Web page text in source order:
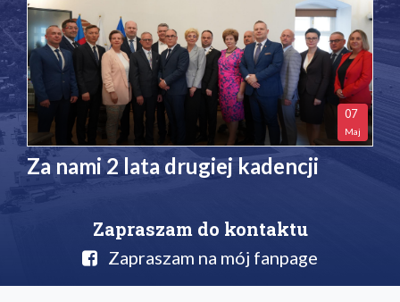
07
Maj
Za nami 2 lata drugiej kadencji
Zapraszam do kontaktu
Zapraszam na mój fanpage